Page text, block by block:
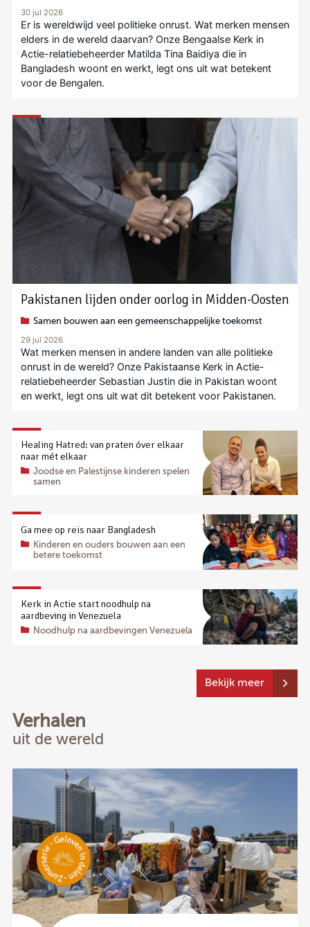
30 jul 2026
Er is wereldwijd veel politieke onrust. Wat merken mensen
elders in de wereld daarvan? Onze Bengaalse Kerk in
Actie-relatiebeheerder Matilda Tina Baidiya die in
Bangladesh woont en werkt, legt ons uit wat betekent
voor de Bengalen.
Pakistanen lijden onder oorlog in Midden-Oosten
Samen bouwen aan een gemeenschappelijke toekomst
29 jul 2026
Wat merken mensen in andere landen van alle politieke
onrust in de wereld? Onze Pakistaanse Kerk in Actie-
relatiebeheerder Sebastian Justin die in Pakistan woont
en werkt, legt ons uit wat dit betekent voor Pakistanen.
Healing Hatred: van praten óver elkaar
naar mét elkaar
Joodse en Palestijnse kinderen spelen
samen
Ga mee op reis naar Bangladesh
Kinderen en ouders bouwen aan een
betere toekomst
Kerk in Actie start noodhulp na
aardbeving in Venezuela
Noodhulp na aardbevingen Venezuela
Bekijk meer
Verhalen
uit de wereld